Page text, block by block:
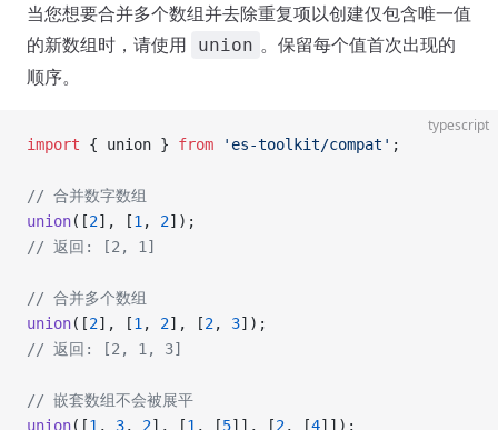
当您想要合并多个数组并去除重复项以创建仅包含唯一值
的新数组时，请使用
union 。保留每个值首次出现的
顺序。
typescript
import { union } from 'es-toolkit/compat' ;
// 合并数字数组
union([2], [1 , 2]);
// 返回: [2, 1]
// 合并多个数组
union([2], [1 , 2], [2, 3]);
// 返回: [2, 1, 3]
// 嵌套数组不会被展平
union([1 , 3, 2], [1 , [5]], [2, [4]]);